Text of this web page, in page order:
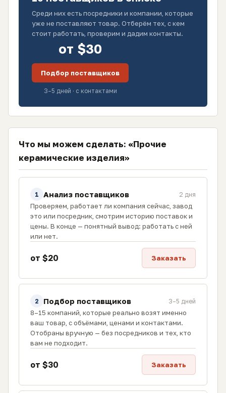
Среди них есть посредники и компании, которые
уже не поставляют товар. Отберём тех, с кем
стоит работать, проверим и дадим контакты.
от $30
Подбор поставщиков
3–5 дней · с контактами
Что мы можем сделать: «Прочие
керамические изделия»
1 Анализ поставщиков 2 дня
Проверяем, работает ли компания сейчас, завод
это или посредник, смотрим историю поставок и
цены. В конце — понятный вывод: работать с ней
или нет.
от $20 Заказать
2 Подбор поставщиков 3–5 дней
8–15 компаний, которые реально возят именно
ваш товар, с объёмами, ценами и контактами.
Отобраны вручную — без посредников и тех, кто
вам не подходит.
от $30 Заказать